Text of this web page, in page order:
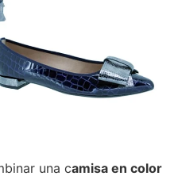
una camisa en color